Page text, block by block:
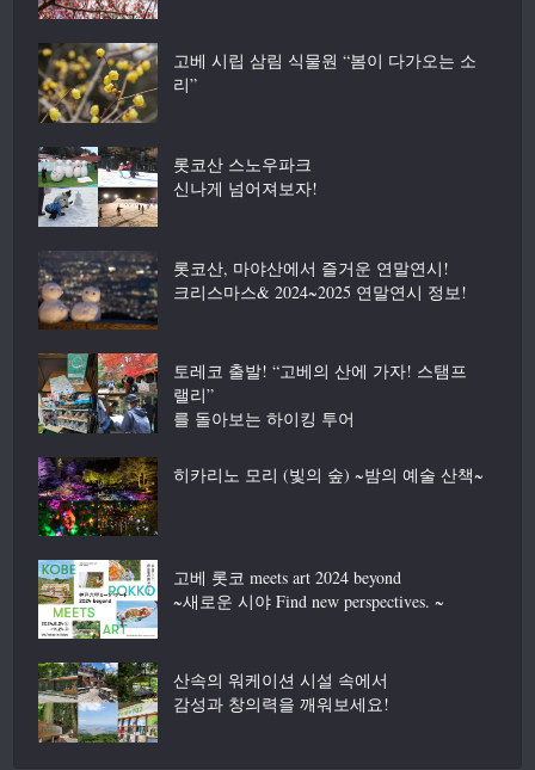
고베 시립 삼림 식물원 “봄이 다가오는 소
리”
롯코산 스노우파크
신나게 넘어져보자!
롯코산, 마야산에서 즐거운 연말연시!
크리스마스& 2024~2025 연말연시 정보!
토레코 출발! “고베의 산에 가자! 스탬프
랠리”
를 돌아보는 하이킹 투어
히카리노 모리 (빛의 숲) ~밤의 예술 산책~
고베 롯코 meets art 2024 beyond
~새로운 시야 Find new perspectives. ~
산속의 워케이션 시설 속에서
감성과 창의력을 깨워보세요!